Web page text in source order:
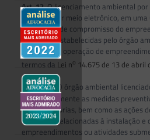
Art.12.O licenciamento ambiental por
efetuado por meio eletrônico, em
declaração de compromisso do
condições estabelecidas pelo órgão
instalação e operação de
termos da Lei no 14.675 de 13 de abril
§ 1oO órgão ambiental
antecipadamente as medidas
compensatórias, bem como as ações
ambiental relacionadas à instalação e
empreendimentos ou atividades